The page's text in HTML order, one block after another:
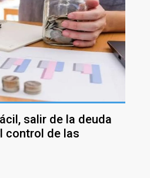
salir de la deuda
control de las